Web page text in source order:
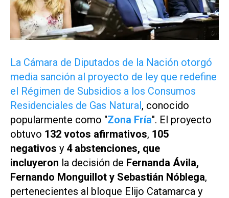
La Cámara de Diputados de la Nación otorgó
media sanción al proyecto de ley que redefine
el Régimen de Subsidios a los Consumos
Residenciales de Gas Natural, conocido
popularmente como "Zona Fría". El proyecto
obtuvo 132 votos afirmativos, 105
negativos y 4 abstenciones, que
incluyeron la decisión de Fernanda Ávila,
Fernando Monguillot y Sebastián Nóblega,
pertenecientes al bloque Elijo Catamarca y